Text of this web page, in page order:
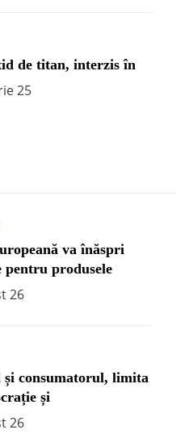
de titan, interzis în
25
va înăspri
pentru produsele
26
și consumatorul, limita
și
26